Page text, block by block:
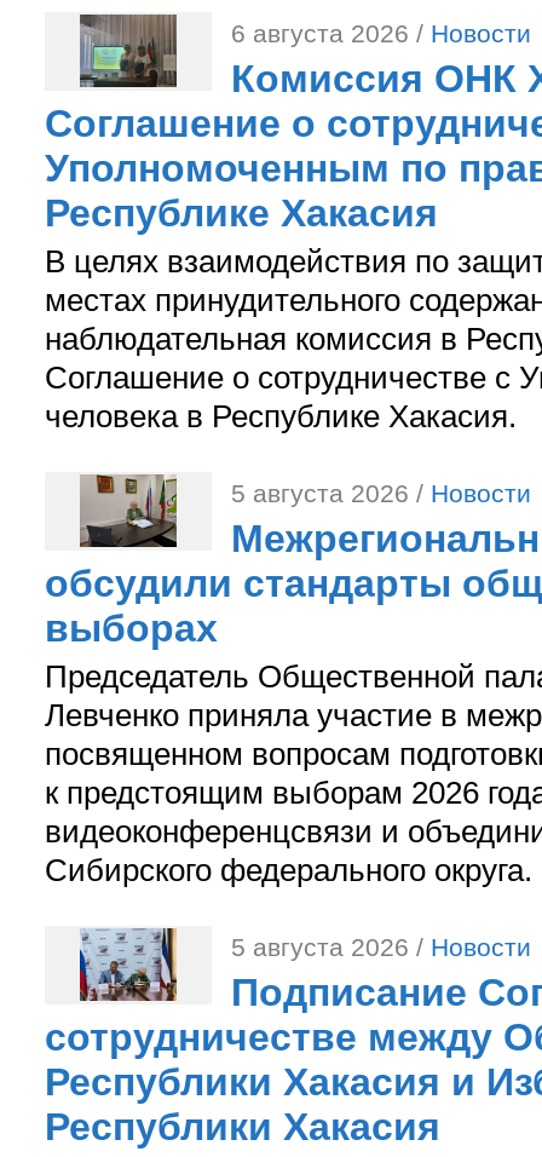
6 августа 2026 / Новости
Комиссия ОНК
Соглашение о
Уполномоченным по
Республике Хакасия
В целях взаимодействия по
местах принудительного
наблюдательная комиссия в
Соглашение о сотрудничестве с
человека в Республике Хакасия.
5 августа 2026 / Новости
обсудили стандарты
выборах
Председатель Общественной
Левченко приняла участие в
посвященном вопросам
к предстоящим выборам 2026
видеоконференцсвязи и
Сибирского федерального округа.
5 августа 2026 / Новости
Подписание
сотрудничестве между
Республики Хакасия и
Республики Хакасия